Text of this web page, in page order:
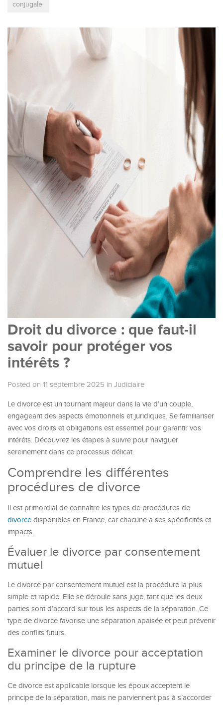
conjugale
Droit du divorce : que faut-il
savoir pour protéger vos
intérêts ?
Posted on 11 septembre 2025 in Judiciaire
Le divorce est un tournant majeur dans la vie d’un couple,
engageant des aspects émotionnels et juridiques. Se familiariser
avec vos droits et obligations est essentiel pour garantir vos
intérêts. Découvrez les étapes à suivre pour naviguer
sereinement dans ce processus délicat.
Comprendre les différentes
procédures de divorce
Il est primordial de connaître les types de procédures de
divorce disponibles en France, car chacune a ses spécificités et
impacts.
Évaluer le divorce par consentement
mutuel
Le divorce par consentement mutuel est la procédure la plus
simple et rapide. Elle se déroule sans juge, tant que les deux
parties sont d’accord sur tous les aspects de la séparation. Ce
type de divorce favorise une séparation apaisée et peut prévenir
des conflits futurs.
Examiner le divorce pour acceptation
du principe de la rupture
Ce divorce est applicable lorsque les époux acceptent le
principe de la séparation, mais ne parviennent pas à s’accorder